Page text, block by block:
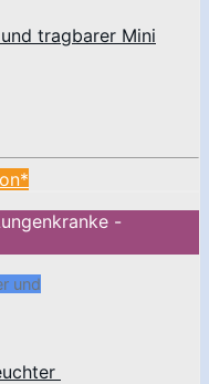
tragbarer Mini
-
und